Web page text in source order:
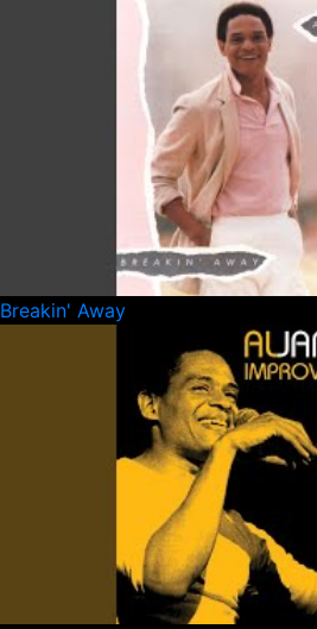
Breakin' Away